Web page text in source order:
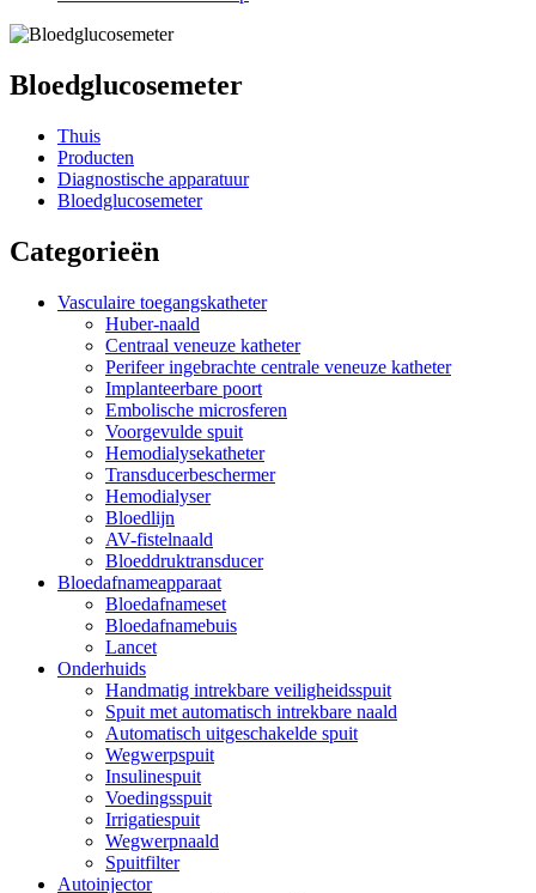
Bloedglucosemeter
Thuis
Producten
Diagnostische apparatuur
Bloedglucosemeter
Categorieën
Vasculaire toegangskatheter
Huber-naald
Centraal veneuze katheter
Perifeer ingebrachte centrale veneuze katheter
Implanteerbare poort
Embolische microsferen
Voorgevulde spuit
Hemodialysekatheter
Transducerbeschermer
Hemodialyser
Bloedlijn
AV-fistelnaald
Bloeddruktransducer
Bloedafnameapparaat
Bloedafnameset
Bloedafnamebuis
Lancet
Onderhuids
Handmatig intrekbare veiligheidsspuit
Spuit met automatisch intrekbare naald
Automatisch uitgeschakelde spuit
Wegwerpspuit
Insulinespuit
Voedingsspuit
Irrigatiespuit
Wegwerpnaald
Spuitfilter
Autoinjector